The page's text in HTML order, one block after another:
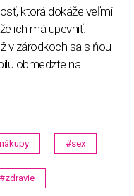
ktorá dokáže veľmi
ich má upevniť.
v zárodkoch sa s ňou
obmedzte na
#sex
#zdravie